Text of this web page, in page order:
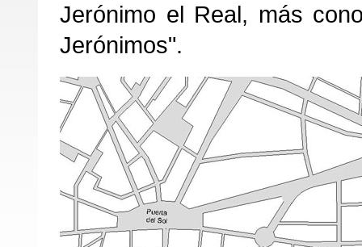
Jerónimo el Real, más
Jerónimos".